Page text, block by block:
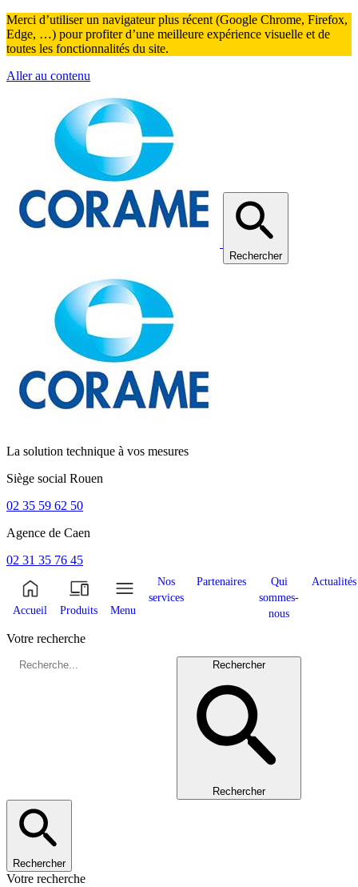
Merci d’utiliser un navigateur plus récent (Google Chrome, Firefox,
Edge, …) pour profiter d’une meilleure expérience visuelle et de
toutes les fonctionnalités du site.
Aller au contenu
Rechercher
La solution technique à vos mesures
Siège social Rouen
02 35 59 62 50
Agence de Caen
02 31 35 76 45
Accueil Produits Menu
Nos
services
Partenaires
Qui
sommes-
nous
Actualités
Votre recherche
Rechercher
Rechercher
Rechercher
Votre recherche